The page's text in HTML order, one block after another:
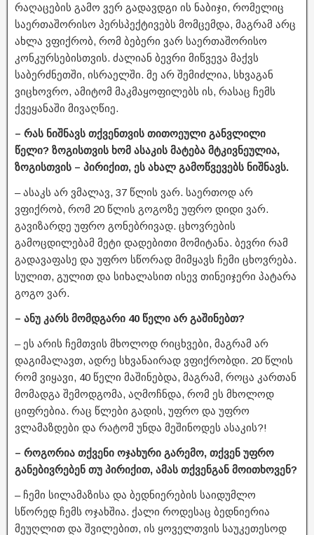
რაღაცების გამო ვერ გადავდგი ის ნაბიჯი, რომელიც
საერთაშორისო პერსპექტივებს მომცემდა, მაგრამ არც
ახლა ვფიქრობ, რომ ბებერი ვარ საერთაშორისო
კონკურსებისთვის. ძალიან ბევრი მიწვევა მაქვს
საბერძნეთში, ისრაელში. მე არ შემიძლია, სხვაგან
ვიცხოვრო, ამიტომ მაკმაყოფილებს ის, რასაც ჩემს
ქვეყანაში მივაღწიე.
– რას ნიშნავს თქვენთვის თითოეული განვლილი
წელი? ზოგისთვის ხომ ასაკის მატება მტკივნეულია,
ზოგისთვის – პირიქით, ეს ახალ გამოწვევებს ნიშნავს.
– ასაკს არ ვმალავ, 37 წლის ვარ. საერთოდ არ
ვფიქრობ, რომ 20 წლის გოგოზე უფრო დიდი ვარ.
გავიზარდე უფრო გონებრივად. ცხოვრების
გამოცდილებამ მეტი დადებითი მომიტანა. ბევრი რამ
გადავაფასე და უფრო სწორად მიმყავს ჩემი ცხოვრება.
სულით, გულით და სიხალასით ისევ თინეიჯერი პატარა
გოგო ვარ.
– ანუ კარს მომდგარი 40 წელი არ გაშინებთ?
– ეს არის ჩემთვის მხოლოდ რიცხვები, მაგრამ არ
დაგიმალავთ, ადრე სხვანაირად ვფიქრობდი. 20 წლის
რომ ვიყავი, 40 წელი მაშინებდა, მაგრამ, როცა კართან
მომადგა შემოდგომა, აღმოჩნდა, რომ ეს მხოლოდ
ციფრებია. რაც წლები გადის, უფრო და უფრო
ვლამაზდები და რატომ უნდა მეშინოდეს ასაკის?!
– როგორია თქვენი ოჯახური გარემო, თქვენ უფრო
განებივრებენ თუ პირიქით, ამას თქვენგან მოითხოვენ?
– ჩემი სილამაზისა და ბედნიერების საიდუმლო
სწორედ ჩემს ოჯახშია. ქალი როდესაც ბედნიერია
მეუღლით და შვილებით, ის ყოველთვის საუკეთესოდ